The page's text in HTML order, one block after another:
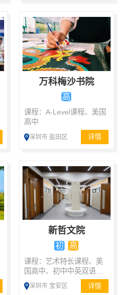
万科梅沙书院
高
课程：A-Level课程、美国
高中
深圳市 盐田区 详情
新哲文院
初 高
课程：艺术特长课程、美
国高中、初中中英双语课
程、其他课程、艺术课
程、A-Level课程
深圳市 宝安区 详情